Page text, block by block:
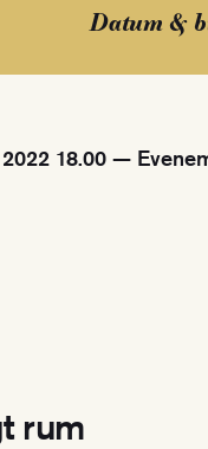
Datum &
18.00 —
rum